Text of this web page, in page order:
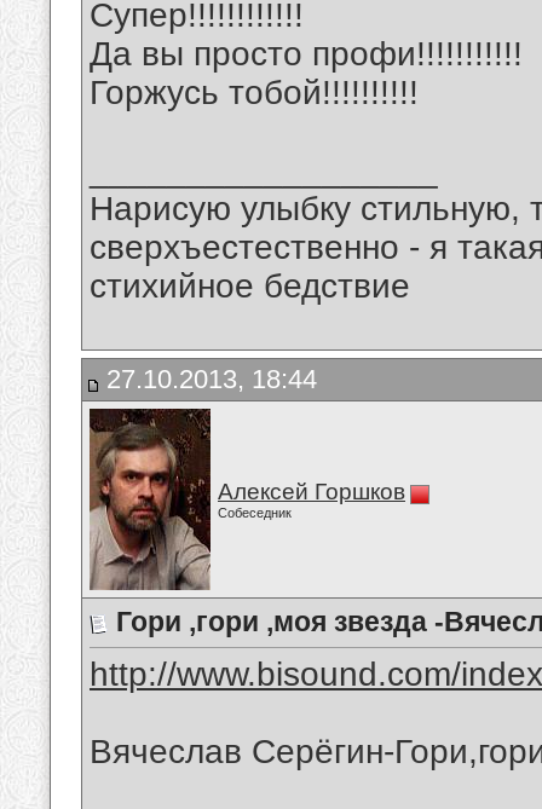
Супер!!!!!!!!!!!!
Да вы просто профи!!!!!!!!!!!
Горжусь тобой!!!!!!!!!!
Нарисую улыбку стильную,
сверхъестественно - я
стихийное бедствие
27.10.2013, 18:44
Алексей Горшков
Собеседник
Гори ,гори ,моя звезда -
http://www.bisound.com/
Вячеслав Серёгин-